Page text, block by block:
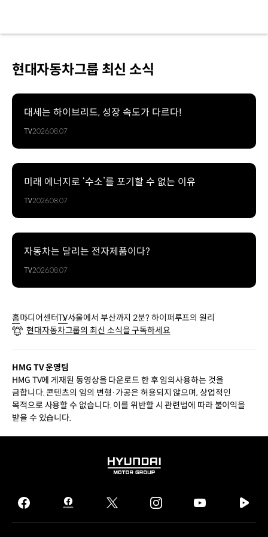
현대자동차그룹 최신 소식
대세는 하이브리드, 성장 속도가 다르다!
TV2026.08.07
미래 에너지로 ‘수소’를 포기할 수 없는 이유
TV2026.08.07
자동차는 달리는 전자제품이다?
TV2026.08.07
홈미디어센터TV서울에서 부산까지 2분? 하이퍼루프의 원리
현대자동차그룹의 최신 소식을 구독하세요
HMG TV 운영팀
HMG TV에 게재된 동영상을 다운로드 한 후 임의사용하는 것을
금합니다. 콘텐츠의 임의 변형·가공은 허용되지 않으며, 상업적인
목적으로 사용할 수 없습니다. 이를 위반할 시 관련법에 따라 불이익을
받을 수 있습니다.
HYUNDAI
GROUP
facebook
hmg
journal
twitter instagram
tv